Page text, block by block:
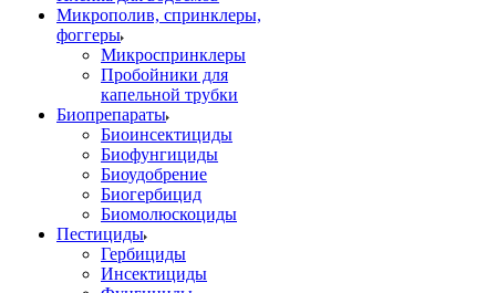
Микрополив, спринклеры,
фоггеры
Микроспринклеры
Пробойники для
капельной трубки
Биопрепараты
Биоинсектициды
Биофунгициды
Биоудобрение
Биогербицид
Биомолюскоциды
Пестициды
Гербициды
Инсектициды